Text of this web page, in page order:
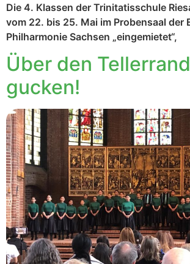
Die 4. Klassen der Trinitatisschule
vom 22. bis 25. Mai im Probensaal der
Philharmonie Sachsen „eingemietet“,
Über den Tellerrand
gucken!